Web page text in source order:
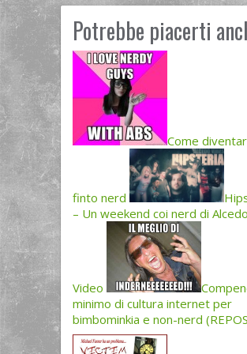
Potrebbe piacerti
Come
finto nerd
– Un weekend coi nerd di Alcedo
Video
minimo di cultura internet per
bimbominkia e non-nerd